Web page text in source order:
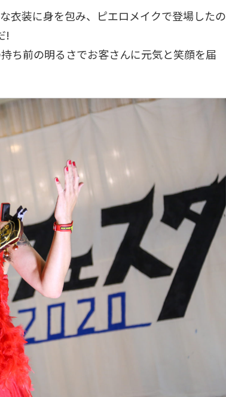
衣装に身を包み、ピエロメイクで登場したの
!
ち前の明るさでお客さんに元気と笑顔を届